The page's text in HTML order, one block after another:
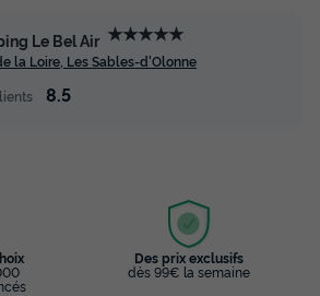
Le Bel Air ★★★★★
la Loire, Les Sables-d'Olonne
8.5
Des prix exclusifs
dès 99€ la semaine